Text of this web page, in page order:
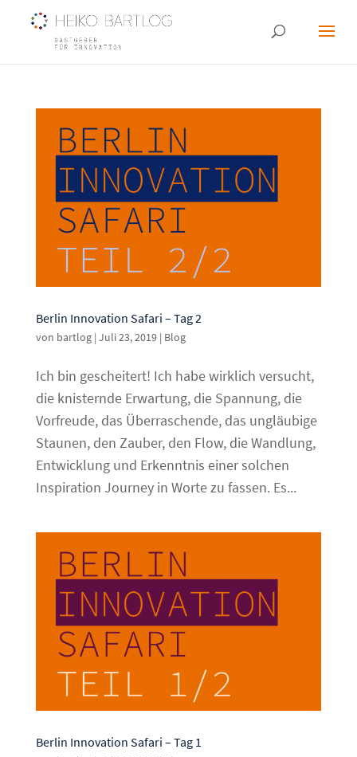
Berlin Innovation Safari – Tag 2
von bartlog| Juli 23, 2019| Blog
Ich bin gescheitert! Ich habe wirklich versucht,
die knisternde Erwartung, die Spannung, die
Vorfreude, das Überraschende, das ungläubige
Staunen, den Zauber, den Flow, die Wandlung,
Entwicklung und Erkenntnis einer solchen
Inspiration Journey in Worte zu fassen. Es...
Berlin Innovation Safari – Tag 1